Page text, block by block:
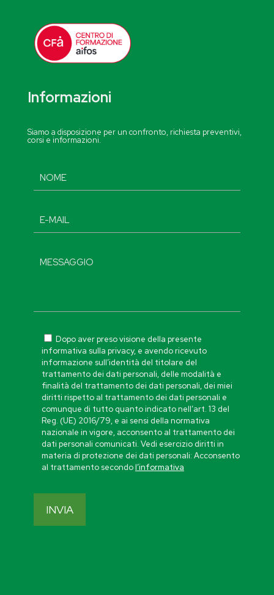
Informazioni
Siamo a disposizione per un confronto, richiesta preventivi,
corsi e informazioni.
Dopo aver preso visione della presente
informativa sulla privacy, e avendo ricevuto
informazione sull’identità del titolare del
trattamento dei dati personali, delle modalità e
finalità del trattamento dei dati personali, dei miei
diritti rispetto al trattamento dei dati personali e
comunque di tutto quanto indicato nell’art. 13 del
Reg. (UE) 2016/79, e ai sensi della normativa
nazionale in vigore, acconsento al trattamento dei
dati personali comunicati. Vedi esercizio diritti in
materia di protezione dei dati personali: Acconsento
al trattamento secondol’informativa